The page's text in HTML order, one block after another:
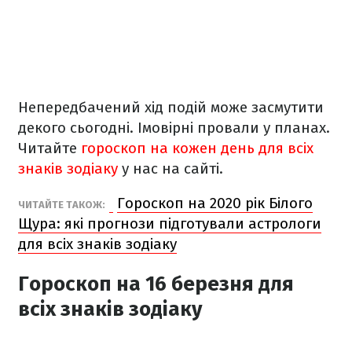
Непередбачений хід подій може засмутити
декого сьогодні. Імовірні провали у планах.
Читайте гороскоп на кожен день для всіх
знаків зодіаку у нас на сайті.
ЧИТАЙТЕ ТАКОЖ:
Гороскоп на 2020 рік Білого
Щура: які прогнози підготували астрологи
для всіх знаків зодіаку
Гороскоп на 16 березня для
всіх знаків зодіаку